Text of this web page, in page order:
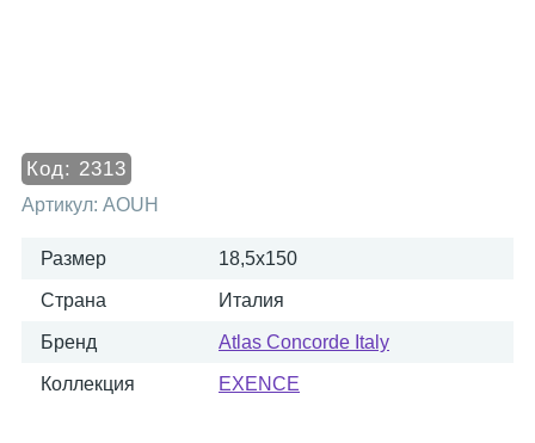
Код: 2313
Артикул: AOUH
Размер 18,5x150
Страна Италия
Бренд Atlas Concorde Italy
Коллекция EXENCE